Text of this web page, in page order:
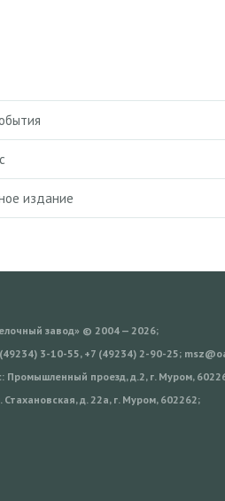
издание
завод» © 2004 — 2026;
3-10-55, +7 (49234) 2-90-25;
Промышленный проезд, д.2, г. Муром,
д. 22а, г. Муром, 602262;